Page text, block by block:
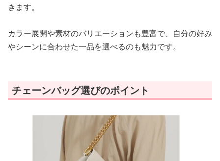
きます。
カラー展開や素材のバリエーションも豊富で、自分の好み
やシーンに合わせた一品を選べるのも魅力です。
チェーンバッグ選びのポイント